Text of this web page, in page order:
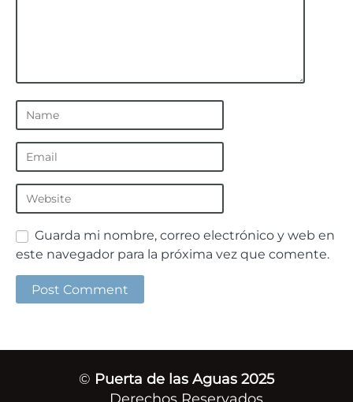
Guarda mi nombre, correo electrónico y web en
este navegador para la próxima vez que comente.
© Puerta de las Aguas 2025